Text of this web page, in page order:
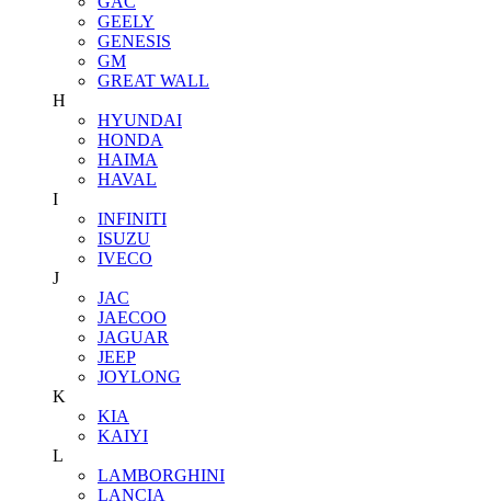
GEELY
GENESIS
GM
GREAT WALL
H
HYUNDAI
HONDA
HAIMA
HAVAL
I
INFINITI
ISUZU
IVECO
J
JAC
JAECOO
JAGUAR
JEEP
JOYLONG
K
KIA
KAIYI
L
LAMBORGHINI
LANCIA